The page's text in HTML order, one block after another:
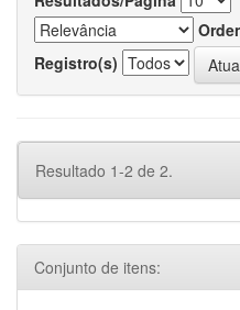
Registro(s)
Resultado 1-2 de 2.
Conjunto de itens: